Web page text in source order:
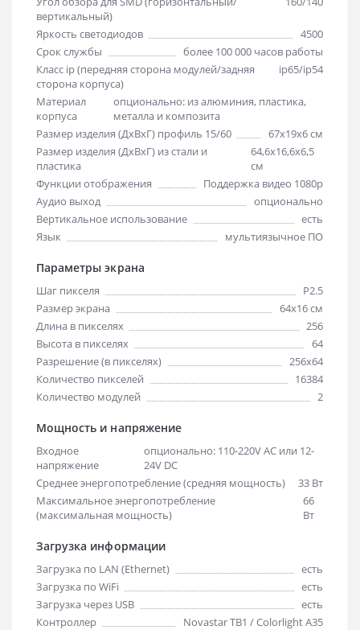
вертикальный)
Яркость светодиодов
4500
Срок службы
более 100 000 часов работы
Класс ip (передняя сторона модулей/задняя
сторона корпуса)
ip65/ip54
Материал
корпуса
опционально: из алюминия, пластика,
металла и композита
Размер изделия (ДхВхГ) профиль 15/60
67х19х6 см
Размер изделия (ДхВхГ) из стали и
пластика
64,6х16,6х6,5
см
Функции отображения
Поддержка видео 1080p
Аудио выход
опционально
Вертикальное использование
есть
Язык
мультиязычное ПО
Параметры экрана
Шаг пикселя
Р2.5
Размер экрана
64х16 см
Длина в пикселях
256
Высота в пикселях
64
Разрешение (в пикселях)
256x64
Количество пикселей
16384
Количество модулей
2
Мощность и напряжение
Входное
напряжение
опционально: 110-220V AC или 12-
24V DC
Среднее энергопотребление (средняя мощность)
33 Вт
Максимальное энергопотребление
(максимальная мощность)
66
Вт
Загрузка информации
Загрузка по LAN (Ethernet)
есть
Загрузка по WiFi
есть
Загрузка через USB
есть
Контроллер
Novastar TB1 / Colorlight A35